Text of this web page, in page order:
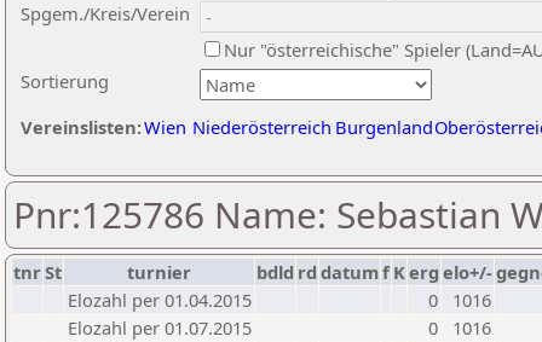
Sortierung
Spgem./Kreis/Verein
Nur "österreichische" Spieler
Vereinslisten:Wien Niederösterreich Burgenland
Pnr:125786 Name: Sebastian
tnrSt turnier bdld rd datumf Kerg elo+/-
Elozahl per 01.04.2015
0
1016
Elozahl per 01.07.2015
0
1016